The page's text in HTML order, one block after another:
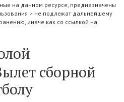
на данном ресурсе, предназначены
и не подлежат дальнейшему
иначе как со ссылкой на
сборной